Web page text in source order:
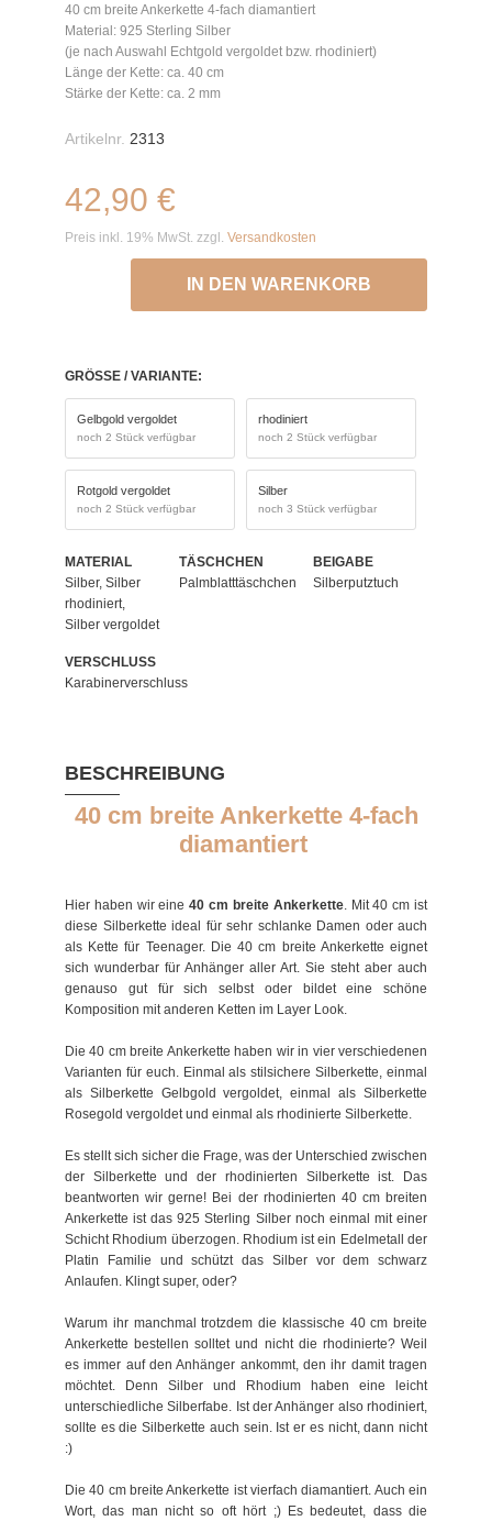
40 cm breite Ankerkette 4-fach diamantiert
Material: 925 Sterling Silber
(je nach Auswahl Echtgold vergoldet bzw. rhodiniert)
Länge der Kette: ca. 40 cm
Stärke der Kette: ca. 2 mm
Artikelnr. 2313
42,90 €
Preis inkl. 19% MwSt. zzgl. Versandkosten
IN DEN WARENKORB
GRÖSSE / VARIANTE:
Gelbgold vergoldet
noch 2 Stück verfügbar
rhodiniert
noch 2 Stück verfügbar
Rotgold vergoldet
noch 2 Stück verfügbar
Silber
noch 3 Stück verfügbar
MATERIAL
Silber, Silber
rhodiniert,
Silber vergoldet
TÄSCHCHEN
Palmblatttäschchen
BEIGABE
Silberputztuch
VERSCHLUSS
Karabinerverschluss
BESCHREIBUNG
40 cm breite Ankerkette 4-fach
diamantiert
Hier haben wir eine40 cm breite Ankerkette. Mit 40 cm ist
diese Silberkette ideal für sehr schlanke Damen oder auch
als Kette für Teenager. Die 40 cm breite Ankerkette eignet
sich wunderbar für Anhänger aller Art. Sie steht aber auch
genauso gut für sich selbst oder bildet eine schöne
Komposition mit anderen Ketten im Layer Look.
Die 40 cm breite Ankerkette haben wir in vier verschiedenen
Varianten für euch. Einmal als stilsichere Silberkette, einmal
als Silberkette Gelbgold vergoldet, einmal als Silberkette
Rosegold vergoldet und einmal als rhodinierte Silberkette.
Es stellt sich sicher die Frage, was der Unterschied zwischen
der Silberkette und der rhodinierten Silberkette ist. Das
beantworten wir gerne! Bei der rhodinierten 40 cm breiten
Ankerkette ist das 925 Sterling Silber noch einmal mit einer
Schicht Rhodium überzogen. Rhodium ist ein Edelmetall der
Platin Familie und schützt das Silber vor dem schwarz
Anlaufen. Klingt super, oder?
Warum ihr manchmal trotzdem die klassische 40 cm breite
Ankerkette bestellen solltet und nicht die rhodinierte? Weil
es immer auf den Anhänger ankommt, den ihr damit tragen
möchtet. Denn Silber und Rhodium haben eine leicht
unterschiedliche Silberfabe. Ist der Anhänger also rhodiniert,
sollte es die Silberkette auch sein. Ist er es nicht, dann nicht
:)
Die 40 cm breite Ankerkette ist vierfach diamantiert. Auch ein
Wort, das man nicht so oft hört ;) Es bedeutet, dass die